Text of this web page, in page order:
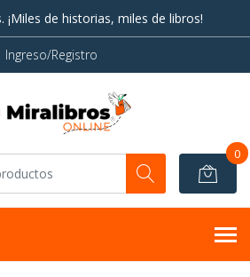
¡Miles de historias, miles de libros!
Ingreso/Registro
0